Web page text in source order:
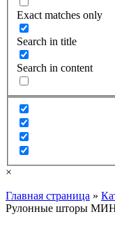
Exact matches only
Search in title
Search in content
×
Главная страница »
Рулонные шторы